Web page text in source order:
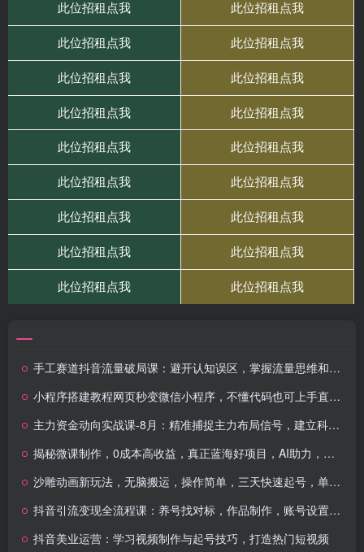
手工赛道抖音流量破局课：避开认知误区，掌握流量思维和实操技法，新手快速起号
小程序搭建教程网页秒变微信小程序，不懂代码也可上手直接使用
主力资金动向实战课-8月：精准捕捉主力布局信号，建立科学的交易决策体系
揭秘微课制作，0成本高收益，真正蓝海好项目，AI助力，小白一学就会，…
沙雕动画新玩法，无脑搬运，操作简单，三天快速起号，单号日入1000+
抖音引流变现全流程课：养号找对标，作品制作，账号设置，全网内容分发
抖音美业运营：学习视频制作与起号技巧，打造热门短视频